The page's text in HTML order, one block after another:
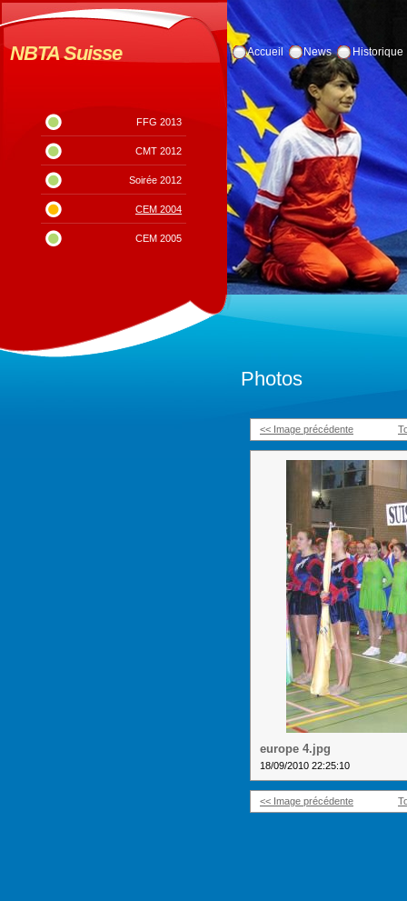
NBTA Suisse
FFG 2013
CMT 2012
Soirée 2012
CEM 2004
CEM 2005
Accueil News Historique
Photos
<< Image précédente
europe 4.jpg
18/09/2010 22:25:10
<< Image précédente